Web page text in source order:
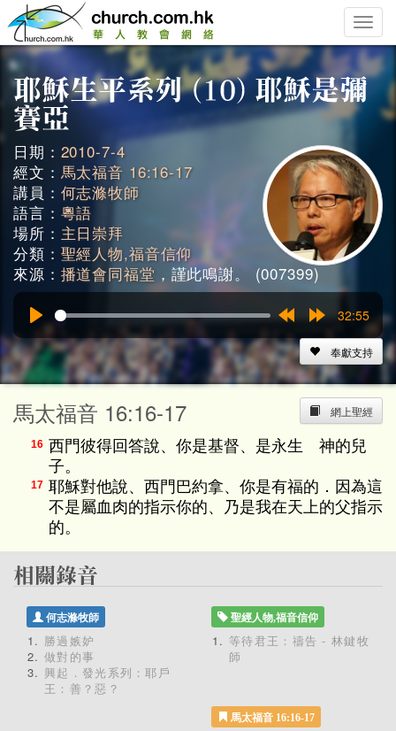
Toggle
日期： 2010-7-4
經文： 馬太福音 16:16-17
講員： 何志滌牧師
語言： 粵語
場所： 主日崇拜
分類： 聖經人物,福音信仰
來源： 播道會同福堂 ，謹此鳴謝。 (007399)
15s
15s
32:55
奉獻支持
網上聖經
馬太福音 16:16-17
16 西門彼得回答說、你是基督、是永生 神的兒
子。
17 耶穌對他說、西門巴約拿、你是有福的．因為這
不是屬血肉的指示你的、乃是我在天上的父指示
的。
何志滌牧師
勝過嫉妒
做對的事
興起．發光系列：耶戶
王：善？惡？
聖經人物,福音信仰
等待君王：禱告 - 林鍵牧
師
馬太福音 16:16-17